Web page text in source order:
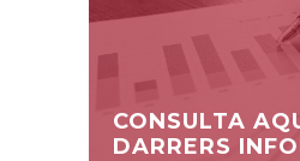
CONSULTA
DARRERS